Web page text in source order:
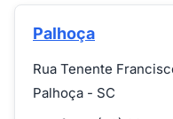
Palhoça
Rua Tenente
Palhoça - SC